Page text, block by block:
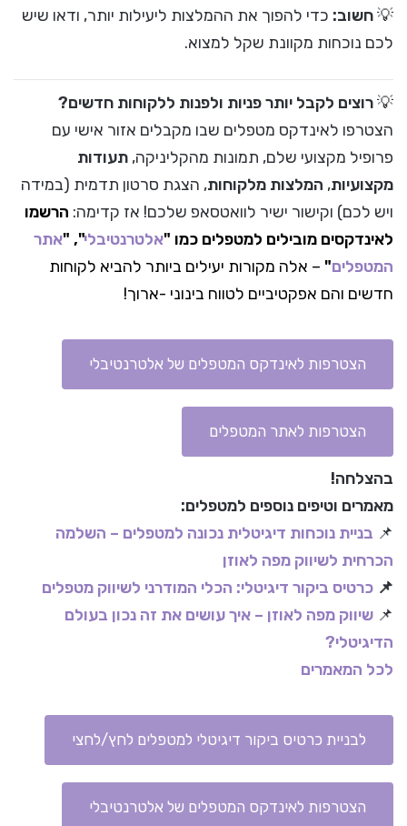
💡חשוב: כדי להפוך את ההמלצות ליעילות יותר, ודאו שיש
לכם נוכחות מקוונת שקל למצוא.
💡רוצים לקבל יותר פניות ולפנות ללקוחות חדשים?
הצטרפו לאינדקס מטפלים שבו מקבלים אזור אישי עם
פרופיל מקצועי שלם, תמונות מהקליניקה, תעודות
מקצועיות, המלצות מלקוחות, הצגת סרטון תדמית (במידה
ויש לכם) וקישור ישיר לוואטסאפ שלכם! אז קדימה: הרשמו
לאינדקסים מובילים למטפלים כמו "אלטרנטיבלי", "אתר
המטפלים" – אלה מקורות יעילים ביותר להביא לקוחות
חדשים והם אפקטיביים לטווח בינוני -ארוך!
הצטרפות לאינדקס המטפלים של אלטרנטיבלי
הצטרפות לאתר המטפלים
בהצלחה!
מאמרים וטיפים נוספים למטפלים:
📌 בניית נוכחות דיגיטלית נכונה למטפלים – השלמה
הכרחית לשיווק מפה לאוזן
📌 כרטיס ביקור דיגיטלי: הכלי המודרני לשיווק מטפלים
📌 שיווק מפה לאוזן – איך עושים את זה נכון בעולם
הדיגיטלי?
לכל המאמרים
לבניית כרטיס ביקור דיגיטלי למטפלים לחץ/לחצי
הצטרפות לאינדקס המטפלים של אלטרנטיבלי